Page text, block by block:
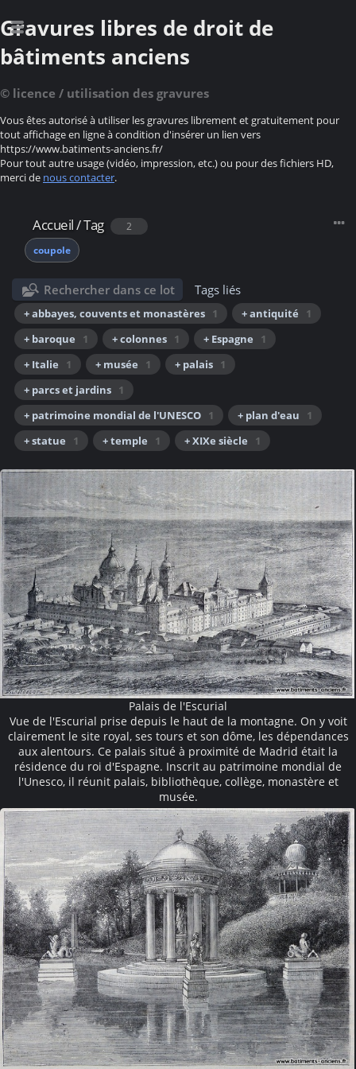
Gravures libres de droit de
bâtiments anciens
© licence / utilisation des gravures
Vous êtes autorisé à utiliser les gravures librement et gratuitement pour
tout affichage en ligne à condition d'insérer un lien vers
https://www.batiments-anciens.fr/
Pour tout autre usage (vidéo, impression, etc.) ou pour des fichiers HD,
merci de nous contacter.
Accueil/Tag
2
coupole
Rechercher dans ce lot Tags liés
+ abbayes, couvents et monastères 1 + antiquité
1
+ baroque
1 + colonnes 1 + Espagne
1
+ Italie
1 + musée 1 + palais 1
+ parcs et jardins 1
+ patrimoine mondial de l'UNESCO 1 + plan d'eau
1
+ statue
1 + temple 1 + XIXe siècle 1
Palais de l'Escurial
Vue de l'Escurial prise depuis le haut de la montagne. On y voit
clairement le site royal, ses tours et son dôme, les dépendances
aux alentours. Ce palais situé à proximité de Madrid était la
résidence du roi d'Espagne. Inscrit au patrimoine mondial de
l'Unesco, il réunit palais, bibliothèque, collège, monastère et
musée.